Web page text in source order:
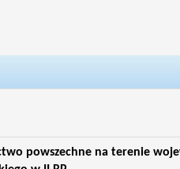
powszechne na terenie